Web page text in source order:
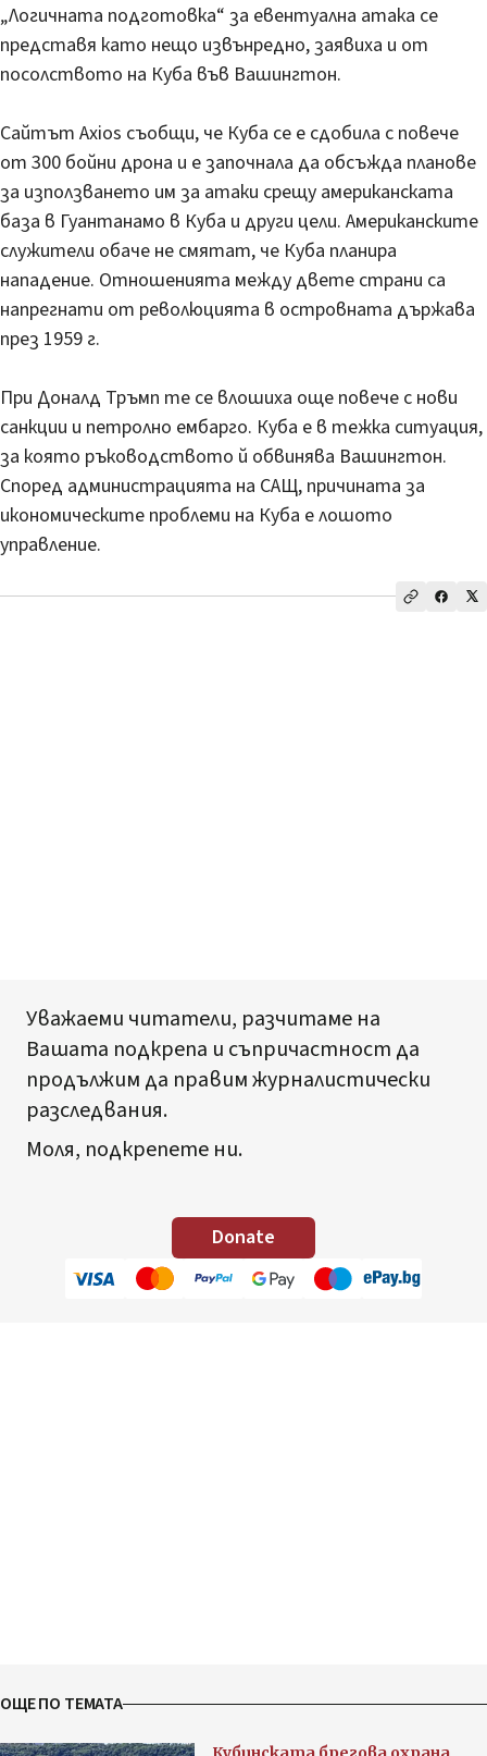
„Логичната подготовка“ за евентуална атака се
представя като нещо извънредно, заявиха и от
посолството на Куба във Вашингтон.
Сайтът Axios съобщи, че Куба се е сдобила с повече
от 300 бойни дрона и е започнала да обсъжда планове
за използването им за атаки срещу американската
база в Гуантанамо в Куба и други цели. Американските
служители обаче не смятат, че Куба планира
нападение. Отношенията между двете страни са
напрегнати от революцията в островната държава
през 1959 г.
При Доналд Тръмп те се влошиха още повече с нови
санкции и петролно ембарго. Куба е в тежка ситуация,
за която ръководството й обвинява Вашингтон.
Според администрацията на САЩ, причината за
икономическите проблеми на Куба е лошото
управление.
Уважаеми читатели, разчитаме на
Вашата подкрепа и съпричастност да
продължим да правим журналистически
разследвания.
Моля, подкрепете ни.
Donate
ОЩЕ ПО ТЕМАТА